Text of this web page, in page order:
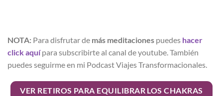
NOTA: Para disfrutar de más meditaciones puedes hacer
click aquí para subscribirte al canal de youtube. También
puedes seguirme en mi Podcast Viajes Transformacionales.
VER RETIROS PARA EQUILIBRAR LOS CHAKRAS